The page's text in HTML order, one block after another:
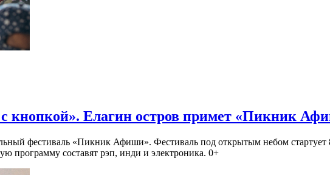
кнопкой». Елагин остров примет «Пикник
фестиваль «Пикник Афиши». Фестиваль под открытым небом стартует
программу составят рэп, инди и электроника. 0+